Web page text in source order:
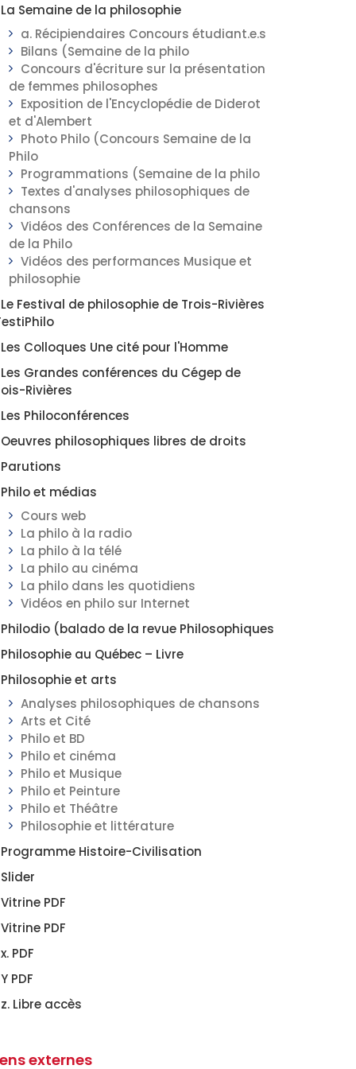
La Semaine de la philosophie
a. Récipiendaires Concours étudiant.e.s
Bilans (Semaine de la philo
Concours d'écriture sur la présentation
de femmes philosophes
Exposition de l'Encyclopédie de Diderot
et d'Alembert
Photo Philo (Concours Semaine de la
Philo
Programmations (Semaine de la philo
Textes d'analyses philosophiques de
chansons
Vidéos des Conférences de la Semaine
de la Philo
Vidéos des performances Musique et
philosophie
Le Festival de philosophie de Trois-Rivières
Les Colloques Une cité pour l'Homme
Les Grandes conférences du Cégep de
Rivières
Les Philoconférences
Oeuvres philosophiques libres de droits
Parutions
Philo et médias
Cours web
La philo à la radio
La philo à la télé
La philo au cinéma
La philo dans les quotidiens
Vidéos en philo sur Internet
Philodio (balado de la revue Philosophiques
Philosophie au Québec – Livre
Philosophie et arts
Analyses philosophiques de chansons
Arts et Cité
Philo et BD
Philo et cinéma
Philo et Musique
Philo et Peinture
Philo et Théâtre
Philosophie et littérature
Programme Histoire-Civilisation
Slider
Vitrine PDF
Vitrine PDF
x. PDF
Y PDF
z. Libre accès
externes